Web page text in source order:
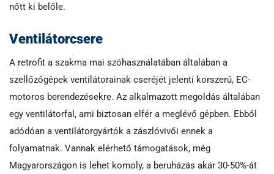
nőtt ki belőle.
Ventilátorcsere
A retrofit a szakma mai szóhasználatában általában a
szellőzőgépek ventilátorainak cseréjét jelenti korszerű, EC-
motoros berendezésekre. Az alkalmazott megoldás általában
egy ventilátorfal, ami biztosan elfér a meglévő gépben. Ebből
adódóan a ventilátorgyártók a zászlóvivői ennek a
folyamatnak. Vannak elérhető támogatások, még
Magyarországon is lehet komoly, a beruházás akár 30-50%-át